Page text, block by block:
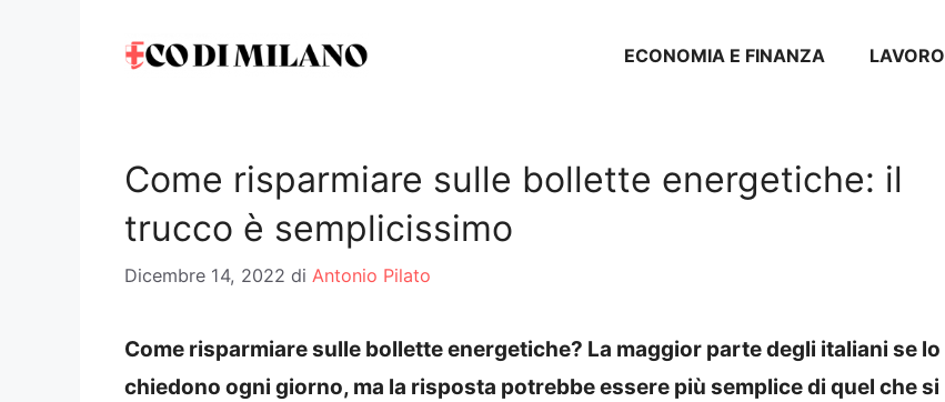
ECONOMIA E FINANZA LAVORO
Come risparmiare sulle bollette energetiche: il
trucco è semplicissimo
Dicembre 14, 2022 di Antonio Pilato
Come risparmiare sulle bollette energetiche? La maggior parte degli italiani se lo
chiedono ogni giorno, ma la risposta potrebbe essere più semplice di quel che si